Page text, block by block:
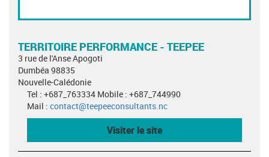
TERRITOIRE PERFORMANCE - TEEPEE
3 rue de l'Anse Apogoti
Dumbéa 98835
Nouvelle-Calédonie
Tel : +687_763334 Mobile : +687_744990
Mail : contact@teepeeconsultants.nc
Visiter le site